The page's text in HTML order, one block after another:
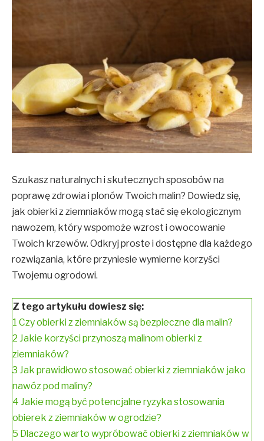
Szukasz naturalnych i skutecznych sposobów na
poprawę zdrowia i plonów Twoich malin? Dowiedz się,
jak obierki z ziemniaków mogą stać się ekologicznym
nawozem, który wspomoże wzrost i owocowanie
Twoich krzewów. Odkryj proste i dostępne dla każdego
rozwiązania, które przyniesie wymierne korzyści
Twojemu ogrodowi.
Z tego artykułu dowiesz się:
1 Czy obierki z ziemniaków są bezpieczne dla malin?
2 Jakie korzyści przynoszą malinom obierki z
ziemniaków?
3 Jak prawidłowo stosować obierki z ziemniaków jako
nawóz pod maliny?
4 Jakie mogą być potencjalne ryzyka stosowania
obierek z ziemniaków w ogrodzie?
5 Dlaczego warto wypróbować obierki z ziemniaków w